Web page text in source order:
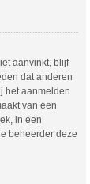
aanvinkt, blijf
dat anderen
het aanmelden
van een
in een
beheerder deze